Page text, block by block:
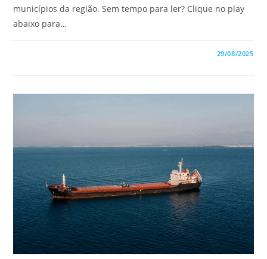
municípios da região. Sem tempo para ler? Clique no play
abaixo para…
29/08/2025